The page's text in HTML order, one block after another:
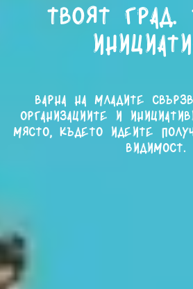
Твоят град.
Варна на младите
организациите и
място, където идеите
видимост.